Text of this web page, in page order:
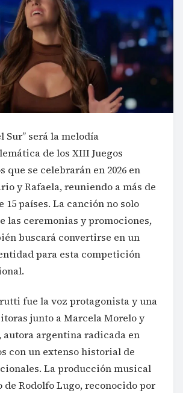
Sur” será la melodía
de los XIII Juegos
que se celebrarán en 2026 en
y Rafaela, reuniendo a más de
15 países. La canción no solo
las ceremonias y promociones,
buscará convertirse en un
para esta competición
fue la voz protagonista y una
junto a Marcela Morelo y
autora argentina radicada en
con un extenso historial de
La producción musical
de Rodolfo Lugo, reconocido por